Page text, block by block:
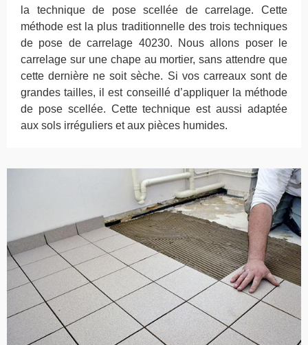
la technique de pose scellée de carrelage. Cette
méthode est la plus traditionnelle des trois techniques
de pose de carrelage 40230. Nous allons poser le
carrelage sur une chape au mortier, sans attendre que
cette dernière ne soit sèche. Si vos carreaux sont de
grandes tailles, il est conseillé d’appliquer la méthode
de pose scellée. Cette technique est aussi adaptée
aux sols irréguliers et aux pièces humides.